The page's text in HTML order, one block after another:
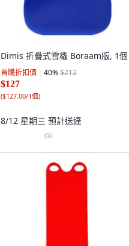
Dimis 折疊式雪橇 Boraam版, 1個
首購折扣價 40%$212
$127
($127.00/1個)
8/12 星期三 預計送達
(5)